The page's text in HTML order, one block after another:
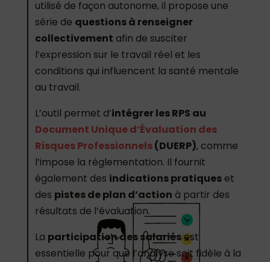
utilisé de façon autonome, il propose une
série de questions à renseigner
collectivement afin de susciter
l’expression sur le travail réel et les
conditions qui influencent la santé mentale
au travail.
L’outil permet d’intégrer les RPS au
Document Unique d’Évaluation des
Risques Professionnels(DUERP), comme
l’impose la réglementation. Il fournit
également des indications pratiqueset
des pistes de plan d’action à partir des
résultats de l’évaluation.
La participation des salariésest
essentielle pour que l’analyse soit fidèle à la